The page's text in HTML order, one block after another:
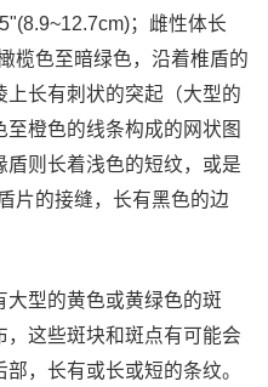
；雌性体长
榄色至暗绿色，沿着椎盾的
长有刺状的突起（大型的
橙色的线条构成的网状图
则长着浅色的短纹，或是
片的接缝，长有黑色的边
大型的黄色或黄绿色的斑
这些斑块和斑点有可能会
，长有或长或短的条纹。